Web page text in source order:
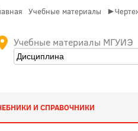
Учебные материалы
Учебные материалы МГУИЭ
И СПРАВОЧНИКИ